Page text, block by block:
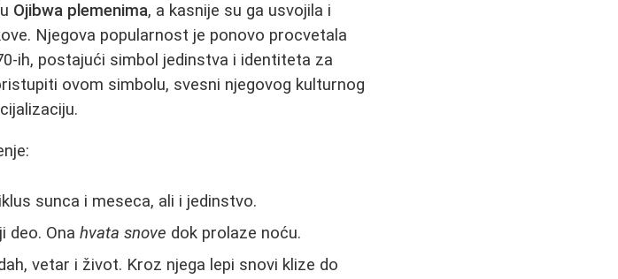
Ojibwa plemenima, a kasnije su ga usvojila i
Njegova popularnost je ponovo procvetala
ih, postajući simbol jedinstva i identiteta za
ovom simbolu, svesni njegovog kulturnog
sunca i meseca, ali i jedinstvo.
deo. Onahvata snove dok prolaze noću.
vetar i život. Kroz njega lepi snovi klize do